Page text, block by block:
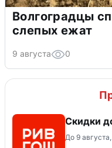
Волгоградцы
слепых ежат
9 августа 0
Скидки
До 9